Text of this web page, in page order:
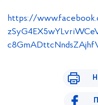
https://